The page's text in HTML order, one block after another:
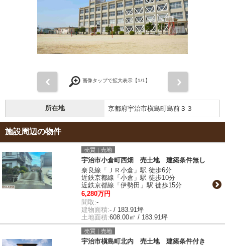
画像タップで拡大表示【1/1】
所在地 京都府宇治市槇島町島前３３
施設周辺の物件
売買｜売地
宇治市小倉町西畑 売土地 建築条件無し
奈良線「ＪＲ小倉」駅 徒歩6分
近鉄京都線「小倉」駅 徒歩10分
近鉄京都線「伊勢田」駅 徒歩15分
6,280万円
間取:-
建物面積:- / 183.91坪
土地面積:608.00㎡ / 183.91坪
売買｜売地
宇治市槇島町北内 売土地 建築条件付き